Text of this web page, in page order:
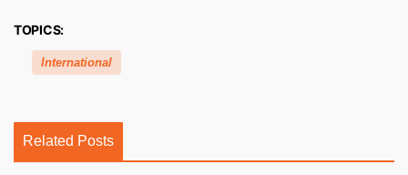
TOPICS:
International
Related Posts